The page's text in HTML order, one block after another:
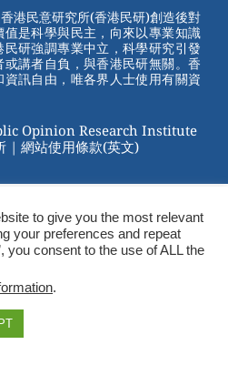
港民意研究所(香港民研)創造後對
是科學與民主，向來以專業知識
研強調專業中立，科學研究引發
講者自負，與香港民研無關。香
訊自由，唯各界人士使用有關資
Opinion Research Institute
| 網站使用條款(英文)
to give you the most relevant
your preferences and repeat
you consent to the use of ALL the
.